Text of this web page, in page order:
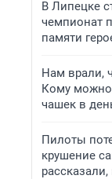
В Липецке
чемпионат
памяти
Нам врали,
Кому можно
чашек в
Пилоты
крушение